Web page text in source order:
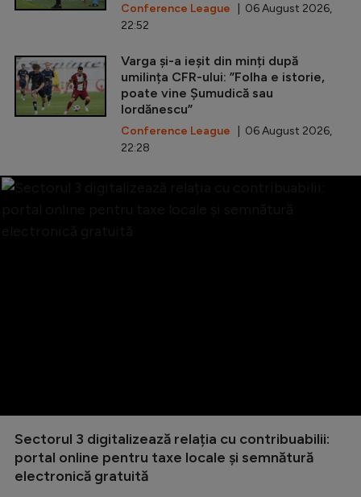
Conference League | 06 August 2026,
22:52
Varga și-a ieșit din minți după
umilința CFR-ului: ”Folha e istorie,
poate vine Șumudică sau
Iordănescu”
Conference League | 06 August 2026,
22:28
Sectorul 3 digitalizează relația cu contribuabilii:
portal online pentru taxe locale și semnătură
electronică gratuită